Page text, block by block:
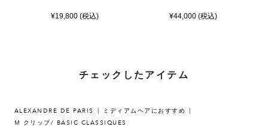
¥19,800 (税込) ¥44,000 (税込)
チェックしたアイテム
ALEXANDRE DE PARIS
ミディアムヘアにおすすめ
M クリップ/ BASIC CLASSIQUES